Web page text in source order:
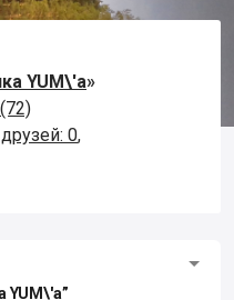
YUM\'а»
друзей: 0,
YUM\'а”